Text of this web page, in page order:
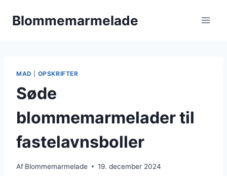
Blommemarmelade
MAD OPSKRIFTER
Søde
blommemarmelader til
fastelavnsboller
Af Blommemarmelade 19. december 2024